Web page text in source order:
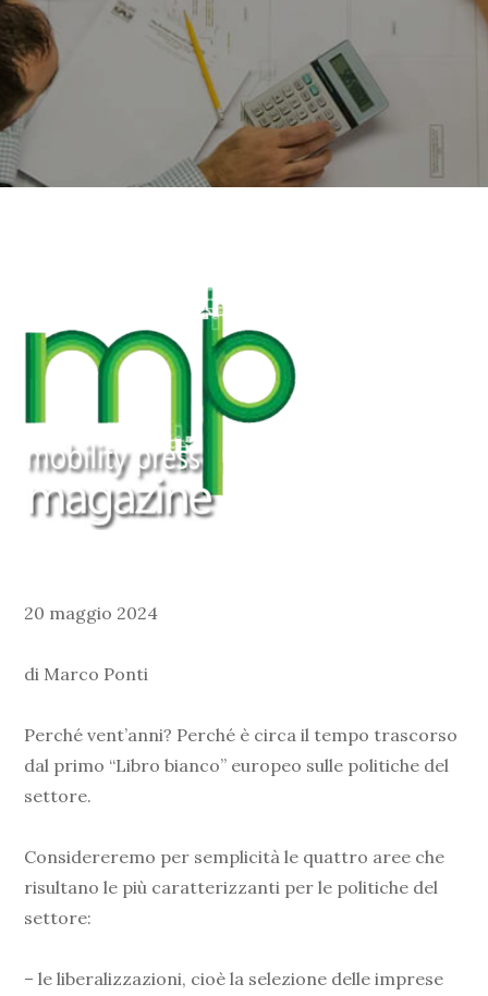
20 maggio 2024
di Marco Ponti
Perché vent’anni? Perché è circa il tempo trascorso
dal primo “Libro bianco” europeo sulle politiche del
settore.
Considereremo per semplicità le quattro aree che
risultano le più caratterizzanti per le politiche del
settore:
– le liberalizzazioni, cioè la selezione delle imprese